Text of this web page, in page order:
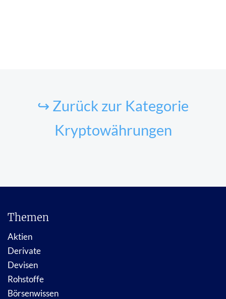
↪ Zurück zur Kategorie
Kryptowährungen
Themen
Aktien
Derivate
Devisen
Rohstoffe
Börsenwissen